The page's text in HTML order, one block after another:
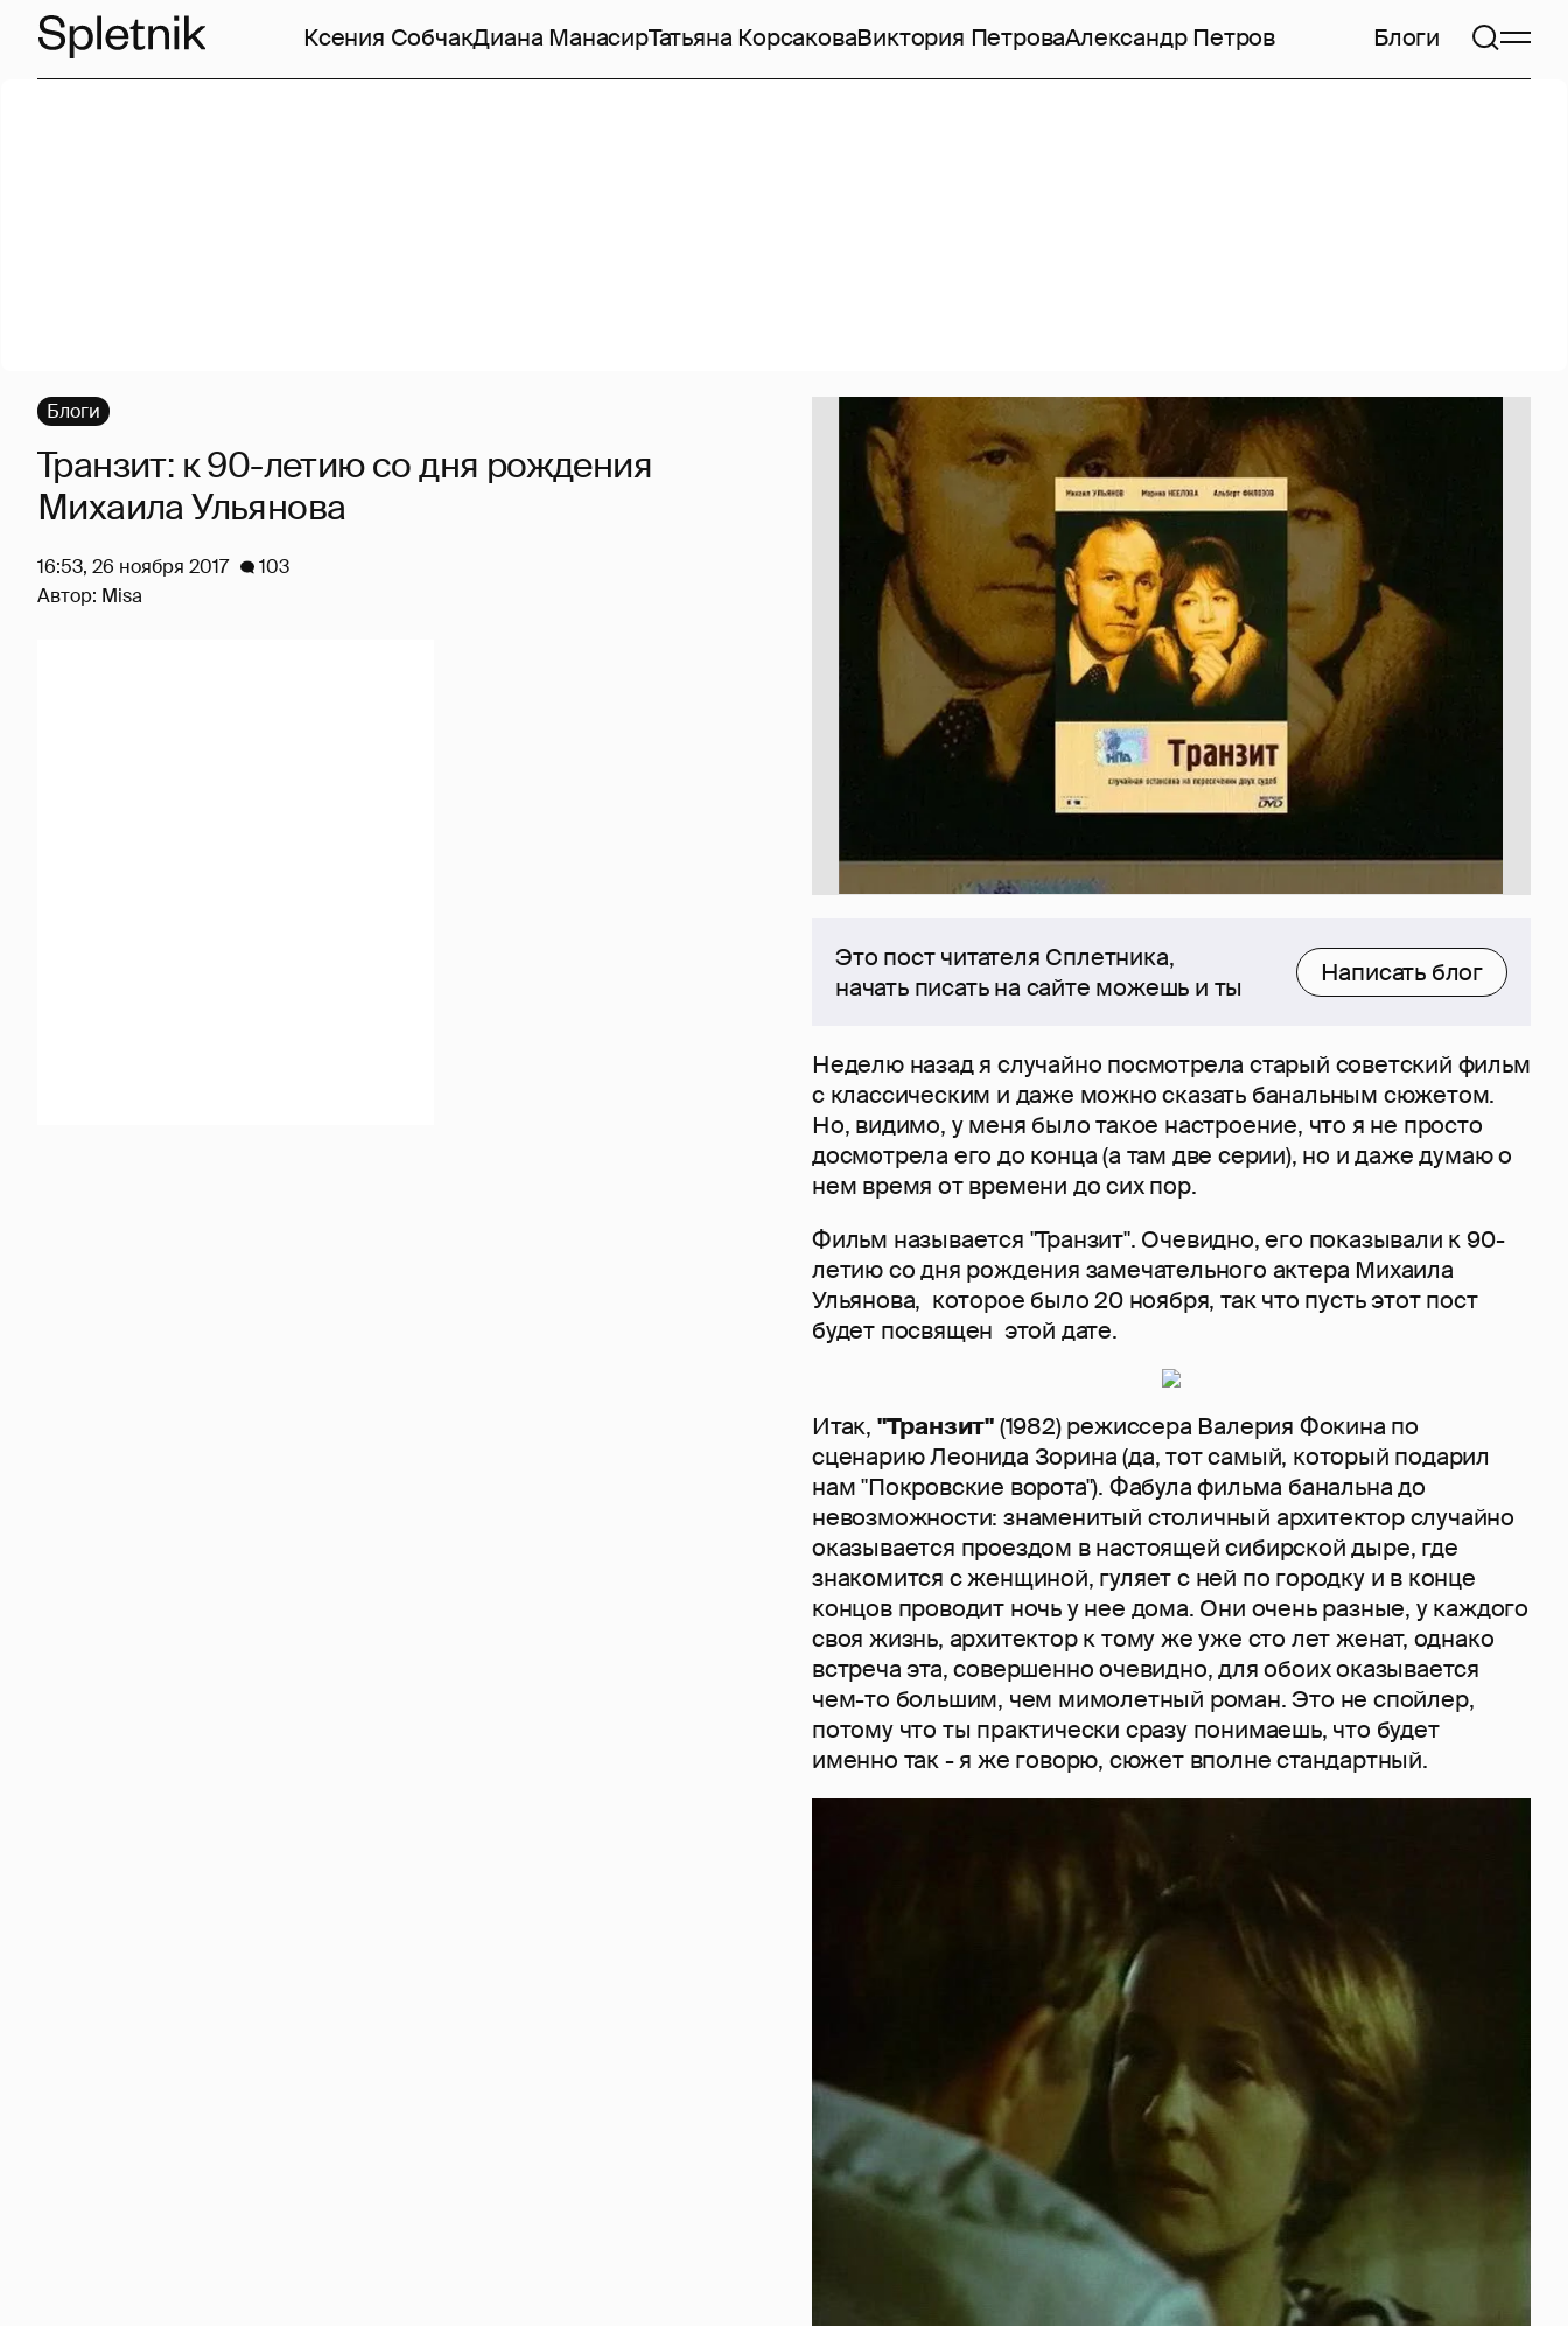
Ксения СобчакДиана МанасирТатьяна КорсаковаВиктория ПетроваАлександр Петров Блоги
Это пост читателя Сплетника,
начать писать на сайте можешь и ты
Написать блог
Неделю назад я случайно посмотрела старый советский фильм
с классическим и даже можно сказать банальным сюжетом.
Но, видимо, у меня было такое настроение, что я не просто
досмотрела его до конца (а там две серии), но и даже думаю о
нем время от времени до сих пор.
Фильм называется "Транзит". Очевидно, его показывали к 90-
летию со дня рождения замечательного актера Михаила
Ульянова, которое было 20 ноября, так что пусть этот пост
будет посвящен этой дате.
Итак, "Транзит"(1982) режиссера Валерия Фокина по
сценарию Леонида Зорина (да, тот самый, который подарил
нам "Покровские ворота"). Фабула фильма банальна до
невозможности: знаменитый столичный архитектор случайно
оказывается проездом в настоящей сибирской дыре, где
знакомится с женщиной, гуляет с ней по городку и в конце
концов проводит ночь у нее дома. Они очень разные, у каждого
своя жизнь, архитектор к тому же уже сто лет женат, однако
встреча эта, совершенно очевидно, для обоих оказывается
чем-то большим, чем мимолетный роман. Это не спойлер,
потому что ты практически сразу понимаешь, что будет
именно так - я же говорю, сюжет вполне стандартный.
Блоги
Транзит: к 90-летию со дня рождения
Михаила Ульянова
16:53, 26 ноября 2017
103
Автор: Misa